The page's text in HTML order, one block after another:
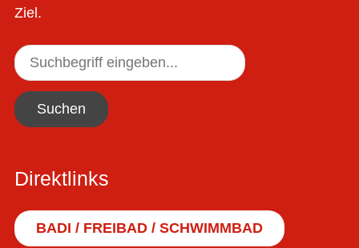
Direktlinks
BADI / FREIBAD / SCHWIMMBAD
Ziel.
Suchen